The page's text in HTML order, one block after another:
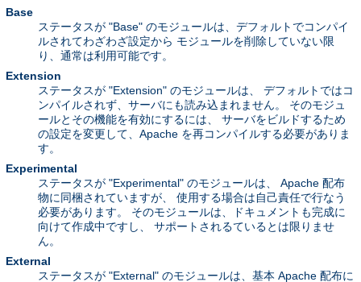
Base
ステータスが "Base" のモジュールは、デフォルトでコンパイ
ルされてわざわざ設定から モジュールを削除していない限
り、通常は利用可能です。
Extension
ステータスが "Extension" のモジュールは、 デフォルトではコ
ンパイルされず、サーバにも読み込まれません。 そのモジュ
ールとその機能を有効にするには、 サーバをビルドするため
の設定を変更して、Apache を再コンパイルする必要がありま
す。
Experimental
ステータスが "Experimental" のモジュールは、 Apache 配布
物に同梱されていますが、 使用する場合は自己責任で行なう
必要があります。 そのモジュールは、ドキュメントも完成に
向けて作成中ですし、 サポートされるているとは限りませ
ん。
External
ステータスが "External" のモジュールは、基本 Apache 配布に